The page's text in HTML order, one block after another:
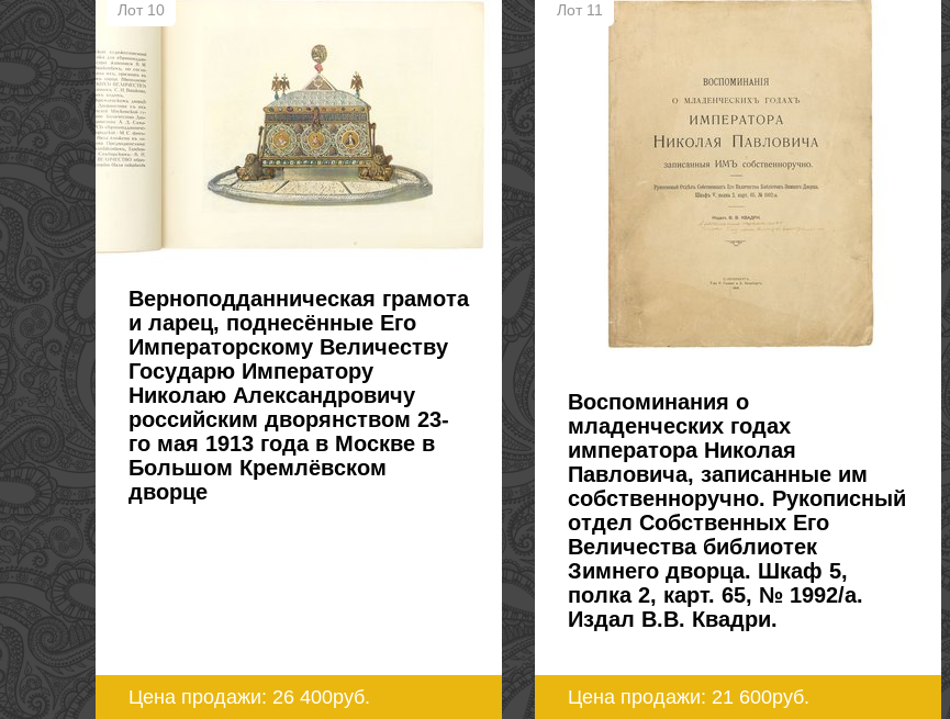
Лот 10
Верноподданническая грамота
и ларец, поднесённые Его
Императорскому Величеству
Государю Императору
Николаю Александровичу
российским дворянством 23-
го мая 1913 года в Москве в
Большом Кремлёвском
дворце
Цена продажи: 26 400руб.
Лот 11
Воспоминания о
младенческих годах
императора Николая
Павловича, записанные им
собственноручно. Рукописный
отдел Собственных Его
Величества библиотек
Зимнего дворца. Шкаф 5,
полка 2, карт. 65, № 1992/а.
Издал В.В. Квадри.
Цена продажи: 21 600руб.